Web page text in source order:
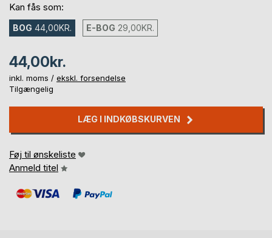
Kan fås som:
BOG 44,00KR. E-BOG 29,00KR.
44,00kr.
inkl. moms / ekskl. forsendelse
Tilgængelig
LÆG I INDKØBSKURVEN
Føj til ønskeliste
Anmeld titel